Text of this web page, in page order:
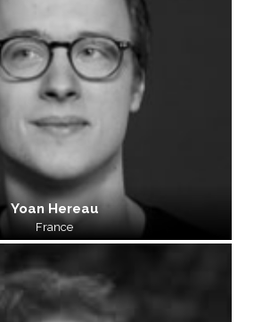
Yoan Hereau
France